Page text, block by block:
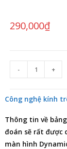
290,000₫
- +
Công nghệ kính
Thông tin về
đoán sẽ rất được
màn hình